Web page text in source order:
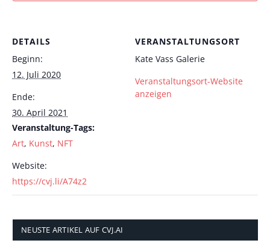
DETAILS
Beginn:
12. Juli 2020
Ende:
30. April 2021
Veranstaltung-Tags:
Art, Kunst, NFT
Website:
https://cvj.li/A74z2
VERANSTALTUNGSORT
Kate Vass Galerie
Veranstaltungsort-Website
anzeigen
NEUSTE ARTIKEL AUF CVJ.AI